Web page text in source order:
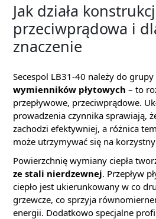
Jak działa
przeciwprądowa i
znaczenie
Secespol LB31-40 należy do grupy
wymienników płytowych – to
przepływowe, przeciwprądowe.
prowadzenia czynnika sprawiają,
zachodzi efektywniej, a różnica
może utrzymywać się na
Powierzchnię wymiany ciepła
ze stali nierdzewnej. Przepływ
ciepło jest ukierunkowany w co
grzewcze, co sprzyja
energii. Dodatkowo specjalne